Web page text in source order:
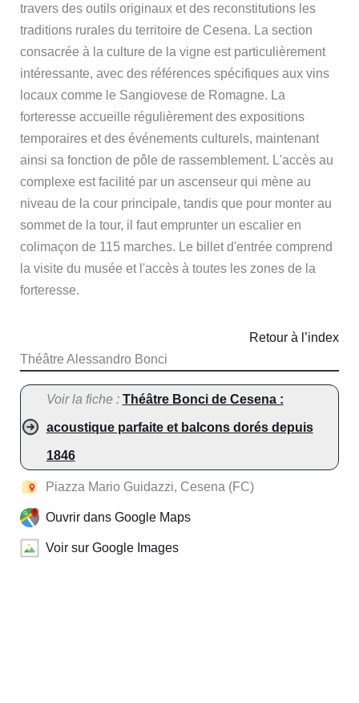
travers des outils originaux et des reconstitutions les
traditions rurales du territoire de Cesena. La section
consacrée à la culture de la vigne est particulièrement
intéressante, avec des références spécifiques aux vins
locaux comme le Sangiovese de Romagne. La
forteresse accueille régulièrement des expositions
temporaires et des événements culturels, maintenant
ainsi sa fonction de pôle de rassemblement. L'accès au
complexe est facilité par un ascenseur qui mène au
niveau de la cour principale, tandis que pour monter au
sommet de la tour, il faut emprunter un escalier en
colimaçon de 115 marches. Le billet d'entrée comprend
la visite du musée et l'accès à toutes les zones de la
forteresse.
Théâtre Alessandro Bonci
Retour à l’index
Voir la fiche : Théâtre Bonci de Cesena :
acoustique parfaite et balcons dorés depuis
1846
Piazza Mario Guidazzi, Cesena (FC)
Ouvrir dans Google Maps
Voir sur Google Images